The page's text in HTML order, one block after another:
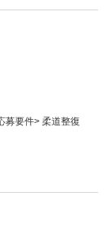
募要件> 柔道整復